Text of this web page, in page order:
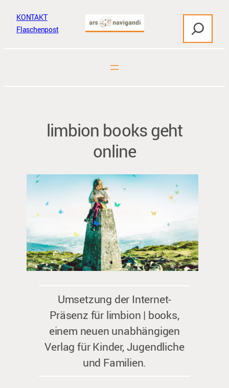
Zum
Inhalt
KONTAKT
Flaschenpost
c
limbion books geht
online
Umsetzung der Internet-
Präsenz für limbion | books,
einem neuen unabhängigen
Verlag für Kinder, Jugendliche
und Familien.